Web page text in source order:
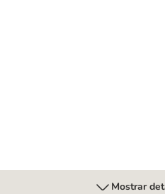
Mostrar